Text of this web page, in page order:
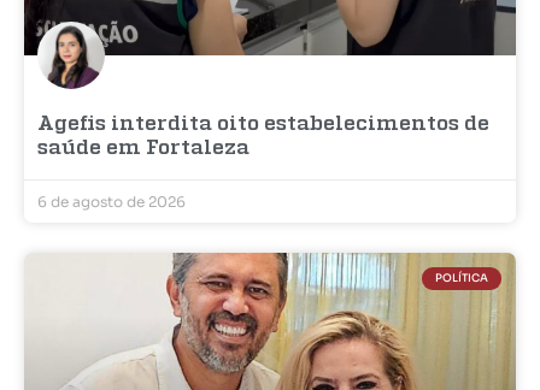
Agefis interdita oito estabelecimentos de
saúde em Fortaleza
6 de agosto de 2026
POLÍTICA